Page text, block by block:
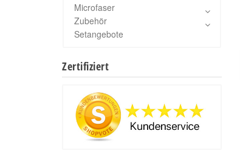
Microfaser
Zubehör
Setangebote
Zertifiziert